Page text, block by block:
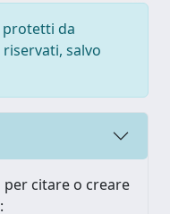
protetti da
salvo
citare o creare